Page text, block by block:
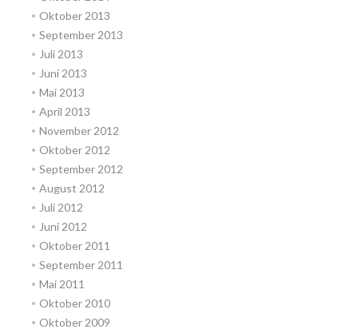
Oktober 2013
September 2013
Juli 2013
Juni 2013
Mai 2013
April 2013
November 2012
Oktober 2012
September 2012
August 2012
Juli 2012
Juni 2012
Oktober 2011
September 2011
Mai 2011
Oktober 2010
Oktober 2009